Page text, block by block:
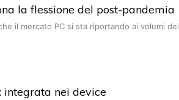
la flessione del post-pandemia
il mercato PC si sta riportando ai volumi del
nei device